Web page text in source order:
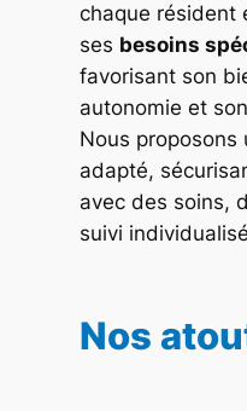
chaque résident
ses besoins
favorisant son
autonomie et son
Nous proposons
adapté,
avec des soins,
suivi
Nos